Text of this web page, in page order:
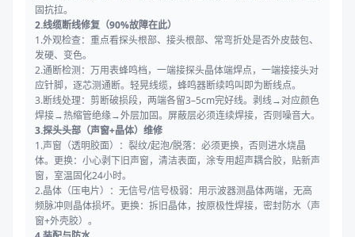
固抗拉。
2.线缆断线修复（90%故障在此）
1.外观检查：重点看探头根部、接头根部、常弯折处是否外皮鼓包、
发硬、变色。
2.通断检测：万用表蜂鸣档，一端接探头晶体端焊点，一端接接头对
应针脚，逐芯测通断。轻晃线缆，蜂鸣器断续鸣叫即为断线点。
3.断线处理：剪断破损段，两端各留3–5cm完好线。剥线→对应颜色
焊接→热缩管绝缘→外层加固。屏蔽层必须连续焊接，否则噪音大。
3.探头头部（声窗+晶体）维修
1.声窗（透明胶面）：裂纹/起泡/脱落：必须更换，否则进水烧晶
体。更换：小心剥下旧声窗，清洁表面，涂专用超声耦合胶，贴新声
窗，室温固化24小时。
2.晶体（压电片）：无信号/信号极弱：用示波器测晶体两端，无高
频脉冲则晶体损坏。更换：拆旧晶体，按原极性焊接，密封防水（声
窗+外壳胶）。